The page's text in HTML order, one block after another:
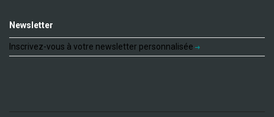
Newsletter
Inscrivez-vous à votre newsletter personnalisée